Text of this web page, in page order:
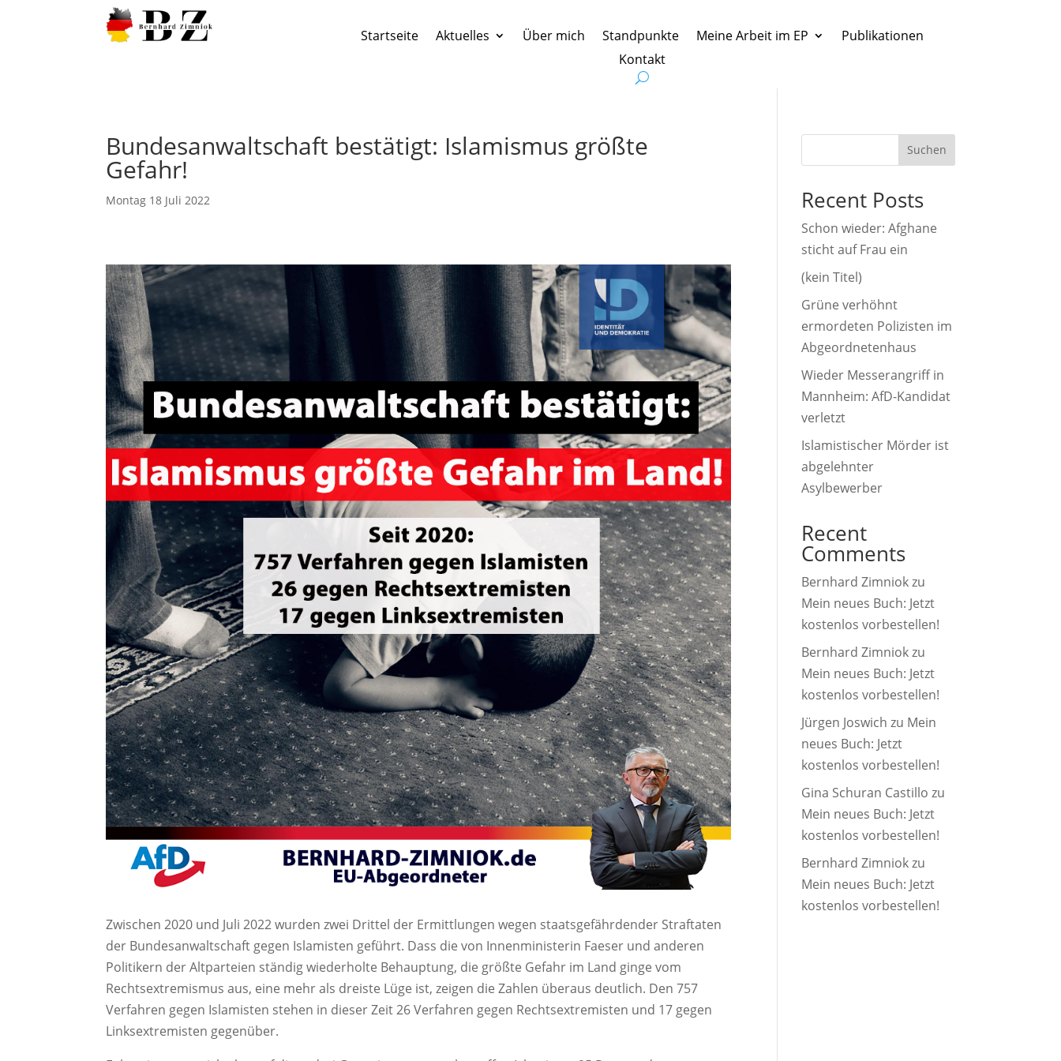
Startseite Aktuelles Über mich Standpunkte Meine Arbeit im EP
Publikationen
Kontakt
Bundesanwaltschaft bestätigt: Islamismus größte
Gefahr!
Montag 18 Juli 2022
Zwischen 2020 und Juli 2022 wurden zwei Drittel der Ermittlungen wegen staatsgefährdender Straftaten
der Bundesanwaltschaft gegen Islamisten geführt. Dass die von Innenministerin Faeser und anderen
Politikern der Altparteien ständig wiederholte Behauptung, die größte Gefahr im Land ginge vom
Rechtsextremismus aus, eine mehr als dreiste Lüge ist, zeigen die Zahlen überaus deutlich. Den 757
Verfahren gegen Islamisten stehen in dieser Zeit 26 Verfahren gegen Rechtsextremisten und 17 gegen
Linksextremisten gegenüber.
Suchen
Recent Posts
Schon wieder: Afghane
sticht auf Frau ein
(kein Titel)
Grüne verhöhnt
ermordeten Polizisten im
Abgeordnetenhaus
Wieder Messerangriff in
Mannheim: AfD-Kandidat
verletzt
Islamistischer Mörder ist
abgelehnter
Asylbewerber
Recent
Comments
Bernhard Zimniokzu
Mein neues Buch: Jetzt
kostenlos vorbestellen!
Bernhard Zimniokzu
Mein neues Buch: Jetzt
kostenlos vorbestellen!
Jürgen Joswich zu Mein
neues Buch: Jetzt
kostenlos vorbestellen!
Gina Schuran Castillo zu
Mein neues Buch: Jetzt
kostenlos vorbestellen!
Bernhard Zimniokzu
Mein neues Buch: Jetzt
kostenlos vorbestellen!